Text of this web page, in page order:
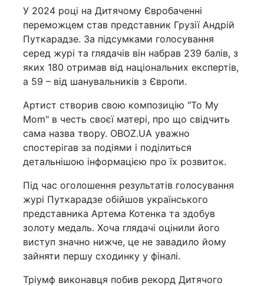
У 2024 році на Дитячому Євробаченні
переможцем став представник Грузії Андрій
Путкарадзе. За підсумками голосування
серед журі та глядачів він набрав 239 балів, з
яких 180 отримав від національних експертів,
а 59 – від шанувальників з Європи.
Артист створив свою композицію "To My
Mom" в честь своєї матері, про що свідчить
сама назва твору. OBOZ.UA уважно
спостерігав за подіями і поділиться
детальнішою інформацією про їх розвиток.
Під час оголошення результатів голосування
журі Путкарадзе обійшов українського
представника Артема Котенка та здобув
золоту медаль. Хоча глядачі оцінили його
виступ значно нижче, це не завадило йому
зайняти першу сходинку у фіналі.
Тріумф виконавця побив рекорд Дитячого